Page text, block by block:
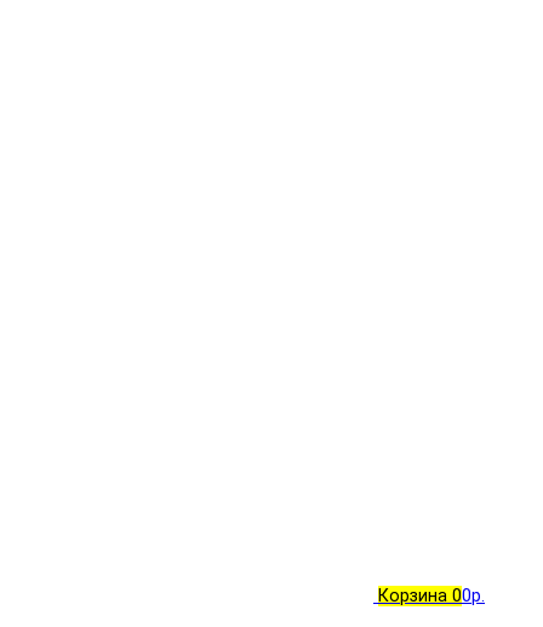
Корзина 00р.